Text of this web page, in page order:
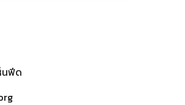
นฟีด